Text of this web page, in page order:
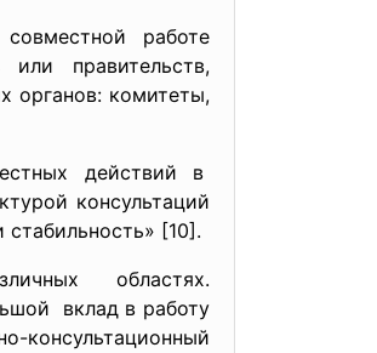
работе
правительств,
органов: комитеты,
действий в
консультаций
[10].
областях.
вклад в работу